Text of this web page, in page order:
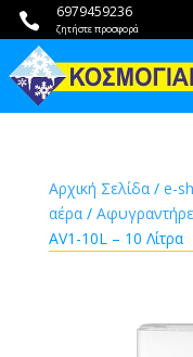
 6979459236
ζητήστε προσφορά
Αρχική Σελίδα/ e-
αέρα/
AV1-10L – 10 Λίτρα